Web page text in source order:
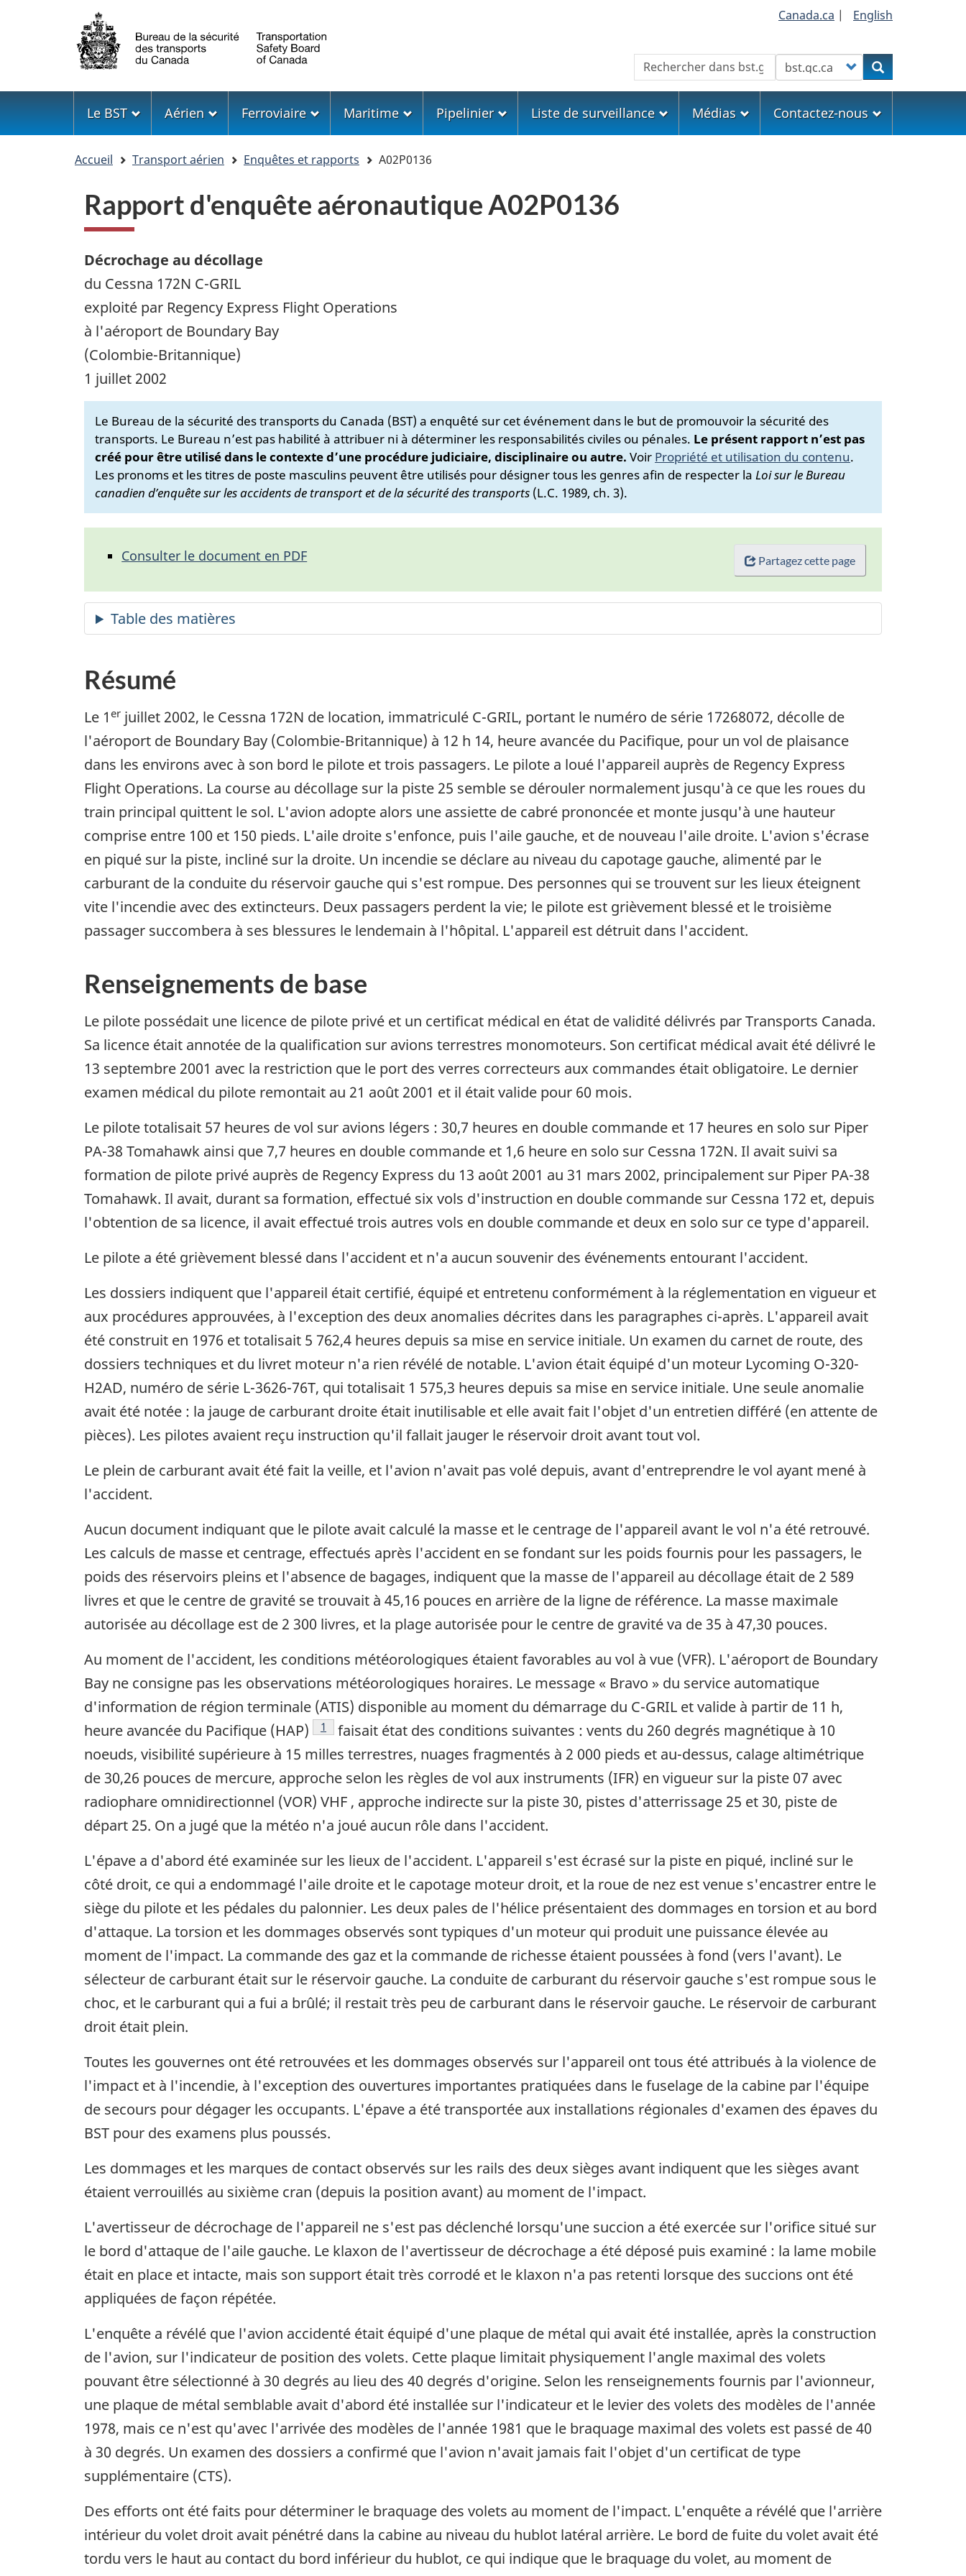
Sélection
de
la
langue
Canada.ca | English
Rechercher Customize your searchRechercher
Menu
Le BST Aérien Ferroviaire Maritime Pipelinier Liste de surveillance Médias Contactez-nous
Accueil Transport aérien Enquêtes et rapports A02P0136
Rapport d'enquête aéronautique A02P0136
Décrochage au décollage
du Cessna 172N C-GRIL
exploité par Regency Express Flight Operations
à l'aéroport de Boundary Bay
(Colombie-Britannique)
1 juillet 2002
Le Bureau de la sécurité des transports du Canada (BST) a enquêté sur cet événement dans le but de promouvoir la sécurité des
transports. Le Bureau n’est pas habilité à attribuer ni à déterminer les responsabilités civiles ou pénales. Le présent rapport n’est pas
créé pour être utilisé dans le contexte d’une procédure judiciaire, disciplinaire ou autre. Voir Propriété et utilisation du contenu.
Les pronoms et les titres de poste masculins peuvent être utilisés pour désigner tous les genres afin de respecter la Loi sur le Bureau
canadien d’enquête sur les accidents de transport et de la sécurité des transports (L.C. 1989, ch. 3).
Partagez cette page
Consulter le document en PDF
Résumé
Le 1 er juillet 2002, le Cessna 172N de location, immatriculé C-GRIL, portant le numéro de série 17268072, décolle de
l'aéroport de Boundary Bay (Colombie-Britannique) à 12 h 14, heure avancée du Pacifique, pour un vol de plaisance
dans les environs avec à son bord le pilote et trois passagers. Le pilote a loué l'appareil auprès de Regency Express
Flight Operations. La course au décollage sur la piste 25 semble se dérouler normalement jusqu'à ce que les roues du
train principal quittent le sol. L'avion adopte alors une assiette de cabré prononcée et monte jusqu'à une hauteur
comprise entre 100 et 150 pieds. L'aile droite s'enfonce, puis l'aile gauche, et de nouveau l'aile droite. L'avion s'écrase
en piqué sur la piste, incliné sur la droite. Un incendie se déclare au niveau du capotage gauche, alimenté par le
carburant de la conduite du réservoir gauche qui s'est rompue. Des personnes qui se trouvent sur les lieux éteignent
vite l'incendie avec des extincteurs. Deux passagers perdent la vie; le pilote est grièvement blessé et le troisième
passager succombera à ses blessures le lendemain à l'hôpital. L'appareil est détruit dans l'accident.
Renseignements de base
Le pilote possédait une licence de pilote privé et un certificat médical en état de validité délivrés par Transports Canada.
Sa licence était annotée de la qualification sur avions terrestres monomoteurs. Son certificat médical avait été délivré le
13 septembre 2001 avec la restriction que le port des verres correcteurs aux commandes était obligatoire. Le dernier
examen médical du pilote remontait au 21 août 2001 et il était valide pour 60 mois.
Le pilote totalisait 57 heures de vol sur avions légers : 30,7 heures en double commande et 17 heures en solo sur Piper
PA-38 Tomahawk ainsi que 7,7 heures en double commande et 1,6 heure en solo sur Cessna 172N. Il avait suivi sa
formation de pilote privé auprès de Regency Express du 13 août 2001 au 31 mars 2002, principalement sur Piper PA-38
Tomahawk. Il avait, durant sa formation, effectué six vols d'instruction en double commande sur Cessna 172 et, depuis
l'obtention de sa licence, il avait effectué trois autres vols en double commande et deux en solo sur ce type d'appareil.
Le pilote a été grièvement blessé dans l'accident et n'a aucun souvenir des événements entourant l'accident.
Les dossiers indiquent que l'appareil était certifié, équipé et entretenu conformément à la réglementation en vigueur et
aux procédures approuvées, à l'exception des deux anomalies décrites dans les paragraphes ci-après. L'appareil avait
été construit en 1976 et totalisait 5 762,4 heures depuis sa mise en service initiale. Un examen du carnet de route, des
dossiers techniques et du livret moteur n'a rien révélé de notable. L'avion était équipé d'un moteur Lycoming O-320-
H2AD, numéro de série L-3626-76T, qui totalisait 1 575,3 heures depuis sa mise en service initiale. Une seule anomalie
avait été notée : la jauge de carburant droite était inutilisable et elle avait fait l'objet d'un entretien différé (en attente de
pièces). Les pilotes avaient reçu instruction qu'il fallait jauger le réservoir droit avant tout vol.
Le plein de carburant avait été fait la veille, et l'avion n'avait pas volé depuis, avant d'entreprendre le vol ayant mené à
l'accident.
Aucun document indiquant que le pilote avait calculé la masse et le centrage de l'appareil avant le vol n'a été retrouvé.
Les calculs de masse et centrage, effectués après l'accident en se fondant sur les poids fournis pour les passagers, le
poids des réservoirs pleins et l'absence de bagages, indiquent que la masse de l'appareil au décollage était de 2 589
livres et que le centre de gravité se trouvait à 45,16 pouces en arrière de la ligne de référence. La masse maximale
autorisée au décollage est de 2 300 livres, et la plage autorisée pour le centre de gravité va de 35 à 47,30 pouces.
Au moment de l'accident, les conditions météorologiques étaient favorables au vol à vue (VFR). L'aéroport de Boundary
Bay ne consigne pas les observations météorologiques horaires. Le message « Bravo » du service automatique
d'information de région terminale (ATIS) disponible au moment du démarrage du C-GRIL et valide à partir de 11 h,
heure avancée du Pacifique (HAP)
Note de bas de page
1
faisait état des conditions suivantes : vents du 260 degrés magnétique à 10
noeuds, visibilité supérieure à 15 milles terrestres, nuages fragmentés à 2 000 pieds et au-dessus, calage altimétrique
de 30,26 pouces de mercure, approche selon les règles de vol aux instruments (IFR) en vigueur sur la piste 07 avec
radiophare omnidirectionnel (VOR) VHF , approche indirecte sur la piste 30, pistes d'atterrissage 25 et 30, piste de
départ 25. On a jugé que la météo n'a joué aucun rôle dans l'accident.
L'épave a d'abord été examinée sur les lieux de l'accident. L'appareil s'est écrasé sur la piste en piqué, incliné sur le
côté droit, ce qui a endommagé l'aile droite et le capotage moteur droit, et la roue de nez est venue s'encastrer entre le
siège du pilote et les pédales du palonnier. Les deux pales de l'hélice présentaient des dommages en torsion et au bord
d'attaque. La torsion et les dommages observés sont typiques d'un moteur qui produit une puissance élevée au
moment de l'impact. La commande des gaz et la commande de richesse étaient poussées à fond (vers l'avant). Le
sélecteur de carburant était sur le réservoir gauche. La conduite de carburant du réservoir gauche s'est rompue sous le
choc, et le carburant qui a fui a brûlé; il restait très peu de carburant dans le réservoir gauche. Le réservoir de carburant
droit était plein.
Toutes les gouvernes ont été retrouvées et les dommages observés sur l'appareil ont tous été attribués à la violence de
l'impact et à l'incendie, à l'exception des ouvertures importantes pratiquées dans le fuselage de la cabine par l'équipe
de secours pour dégager les occupants. L'épave a été transportée aux installations régionales d'examen des épaves du
BST pour des examens plus poussés.
Les dommages et les marques de contact observés sur les rails des deux sièges avant indiquent que les sièges avant
étaient verrouillés au sixième cran (depuis la position avant) au moment de l'impact.
L'avertisseur de décrochage de l'appareil ne s'est pas déclenché lorsqu'une succion a été exercée sur l'orifice situé sur
le bord d'attaque de l'aile gauche. Le klaxon de l'avertisseur de décrochage a été déposé puis examiné : la lame mobile
était en place et intacte, mais son support était très corrodé et le klaxon n'a pas retenti lorsque des succions ont été
appliquées de façon répétée.
L'enquête a révélé que l'avion accidenté était équipé d'une plaque de métal qui avait été installée, après la construction
de l'avion, sur l'indicateur de position des volets. Cette plaque limitait physiquement l'angle maximal des volets
pouvant être sélectionné à 30 degrés au lieu des 40 degrés d'origine. Selon les renseignements fournis par l'avionneur,
une plaque de métal semblable avait d'abord été installée sur l'indicateur et le levier des volets des modèles de l'année
1978, mais ce n'est qu'avec l'arrivée des modèles de l'année 1981 que le braquage maximal des volets est passé de 40
à 30 degrés. Un examen des dossiers a confirmé que l'avion n'avait jamais fait l'objet d'un certificat de type
supplémentaire (CTS).
Des efforts ont été faits pour déterminer le braquage des volets au moment de l'impact. L'enquête a révélé que l'arrière
intérieur du volet droit avait pénétré dans la cabine au niveau du hublot latéral arrière. Le bord de fuite du volet avait été
tordu vers le haut au contact du bord inférieur du hublot, ce qui indique que le braquage du volet, au moment de